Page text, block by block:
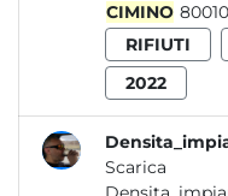
CIMINO
RIFIUTI
2022
Scarica